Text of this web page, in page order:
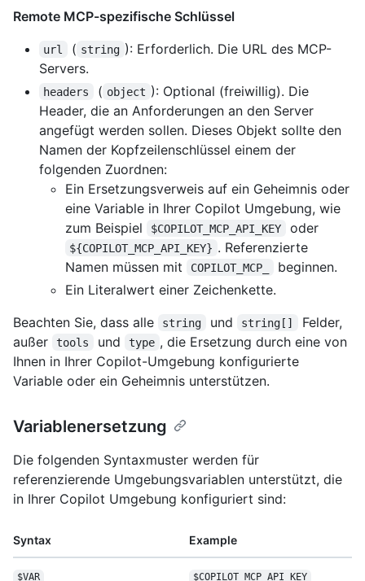
Remote MCP-spezifische Schlüssel
url ( string ): Erforderlich. Die URL des MCP-
Servers.
headers ( object ): Optional (freiwillig). Die
Header, die an Anforderungen an den Server
angefügt werden sollen. Dieses Objekt sollte den
Namen der Kopfzeilenschlüssel einem der
folgenden Zuordnen:
Ein Ersetzungsverweis auf ein Geheimnis oder
eine Variable in Ihrer Copilot Umgebung, wie
zum Beispiel
$COPILOT_MCP_API_KEY oder
${COPILOT_MCP_API_KEY} . Referenzierte
Namen müssen mit
COPILOT_MCP_
beginnen.
Ein Literalwert einer Zeichenkette.
Beachten Sie, dass alle
string und string[]
Felder,
außer
tools und type , die Ersetzung durch eine von
Ihnen in Ihrer Copilot-Umgebung konfigurierte
Variable oder ein Geheimnis unterstützen.
Variablenersetzung
Die folgenden Syntaxmuster werden für
referenzierende Umgebungsvariablen unterstützt, die
in Ihrer Copilot Umgebung konfiguriert sind:
Syntax Example
$VAR $COPILOT_MCP_API_ KEY